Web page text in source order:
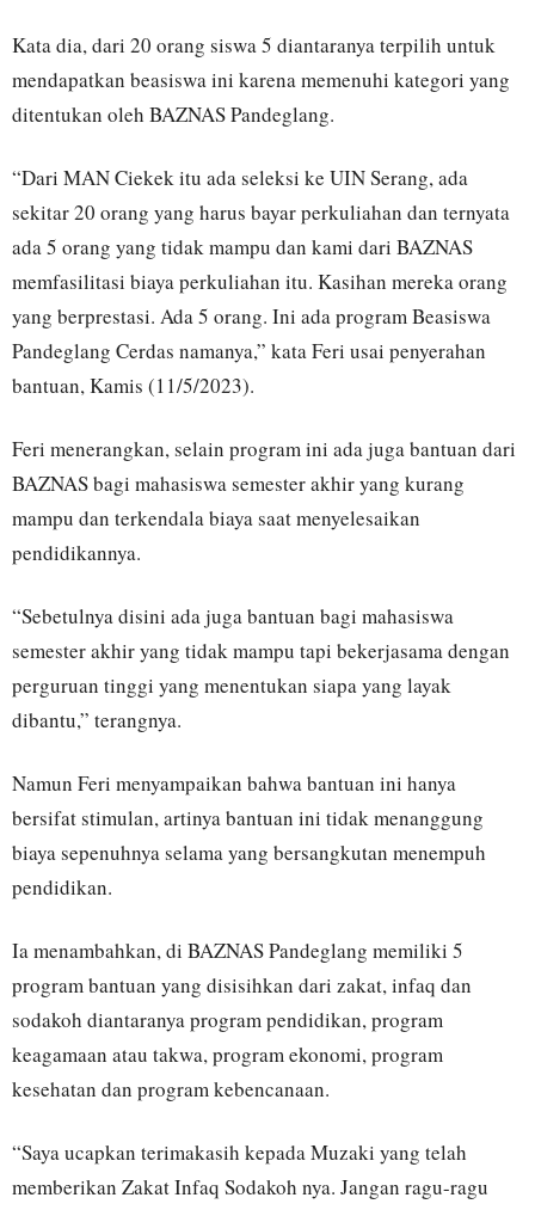
Kata dia, dari 20 orang siswa 5 diantaranya terpilih untuk
mendapatkan beasiswa ini karena memenuhi kategori yang
ditentukan oleh BAZNAS Pandeglang.
“Dari MAN Ciekek itu ada seleksi ke UIN Serang, ada
sekitar 20 orang yang harus bayar perkuliahan dan ternyata
ada 5 orang yang tidak mampu dan kami dari BAZNAS
memfasilitasi biaya perkuliahan itu. Kasihan mereka orang
yang berprestasi. Ada 5 orang. Ini ada program Beasiswa
Pandeglang Cerdas namanya,” kata Feri usai penyerahan
bantuan, Kamis (11/5/2023).
Feri menerangkan, selain program ini ada juga bantuan dari
BAZNAS bagi mahasiswa semester akhir yang kurang
mampu dan terkendala biaya saat menyelesaikan
pendidikannya.
“Sebetulnya disini ada juga bantuan bagi mahasiswa
semester akhir yang tidak mampu tapi bekerjasama dengan
perguruan tinggi yang menentukan siapa yang layak
dibantu,” terangnya.
Namun Feri menyampaikan bahwa bantuan ini hanya
bersifat stimulan, artinya bantuan ini tidak menanggung
biaya sepenuhnya selama yang bersangkutan menempuh
pendidikan.
Ia menambahkan, di BAZNAS Pandeglang memiliki 5
program bantuan yang disisihkan dari zakat, infaq dan
sodakoh diantaranya program pendidikan, program
keagamaan atau takwa, program ekonomi, program
kesehatan dan program kebencanaan.
“Saya ucapkan terimakasih kepada Muzaki yang telah
memberikan Zakat Infaq Sodakoh nya. Jangan ragu-ragu